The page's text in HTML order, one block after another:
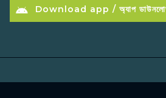
Download app / অ্যাপ